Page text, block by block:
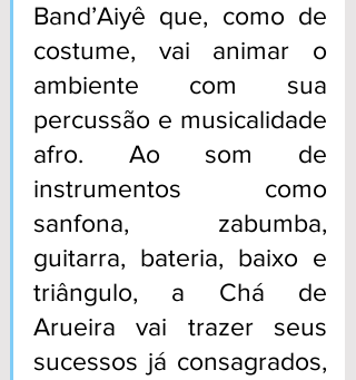
Band’Aiyê que, como de
costume, vai animar o
ambiente com sua
percussão e musicalidade
afro. Ao som de
instrumentos como
sanfona, zabumba,
guitarra, bateria, baixo e
triângulo, a Chá de
Arueira vai trazer seus
sucessos já consagrados,